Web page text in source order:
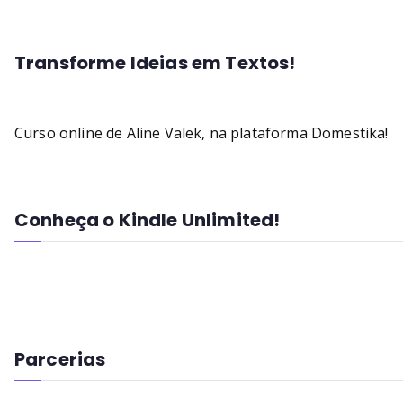
Transforme Ideias em Textos!
Curso online de Aline Valek, na plataforma Domestika!
Conheça o Kindle Unlimited!
Parcerias